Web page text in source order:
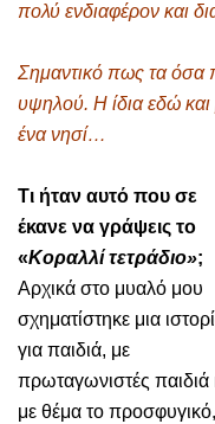
πολύ ενδιαφέρον και
Σημαντικό πως τα όσα
υψηλού. Η ίδια εδώ και
ένα νησί…
Τι ήταν αυτό που σε
έκανε να γράψεις το
«Κοραλλί τετράδιο»;
Αρχικά στο μυαλό μου
σχηματίστηκε μια
για παιδιά, με
πρωταγωνιστές παιδιά
με θέμα το προσφυγικό,